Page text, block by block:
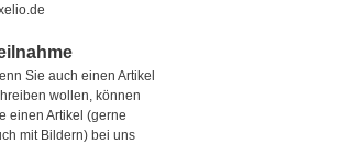
Sie auch einen Artikel
wollen, können
einen Artikel (gerne
mit Bildern) bei uns